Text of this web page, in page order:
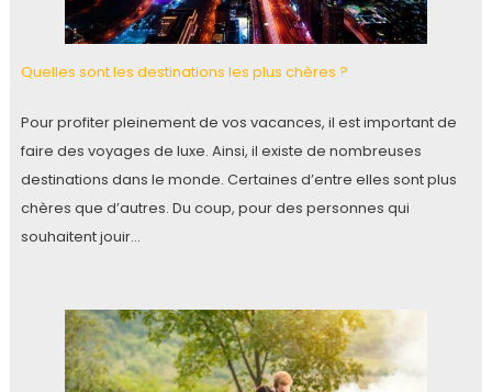
Quelles sont les destinations les plus chères ?
Pour profiter pleinement de vos vacances, il est important de
faire des voyages de luxe. Ainsi, il existe de nombreuses
destinations dans le monde. Certaines d’entre elles sont plus
chères que d’autres. Du coup, pour des personnes qui
souhaitent jouir…